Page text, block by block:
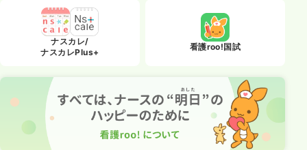
ナスカレ/
ナスカレPlus+
看護roo!国試